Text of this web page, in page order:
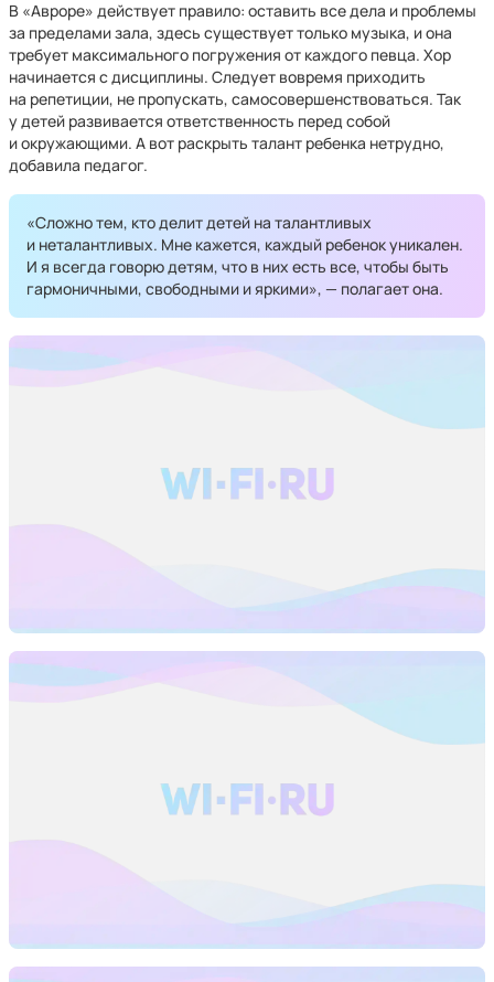
В «Авроре» действует правило: оставить все дела и проблемы
за пределами зала, здесь существует только музыка, и она
требует максимального погружения от каждого певца. Хор
начинается с дисциплины. Следует вовремя приходить
на репетиции, не пропускать, самосовершенствоваться. Так
у детей развивается ответственность перед собой
и окружающими. А вот раскрыть талант ребенка нетрудно,
добавила педагог.
«Сложно тем, кто делит детей на талантливых
и неталантливых. Мне кажется, каждый ребенок уникален.
И я всегда говорю детям, что в них есть все, чтобы быть
гармоничными, свободными и яркими», — полагает она.